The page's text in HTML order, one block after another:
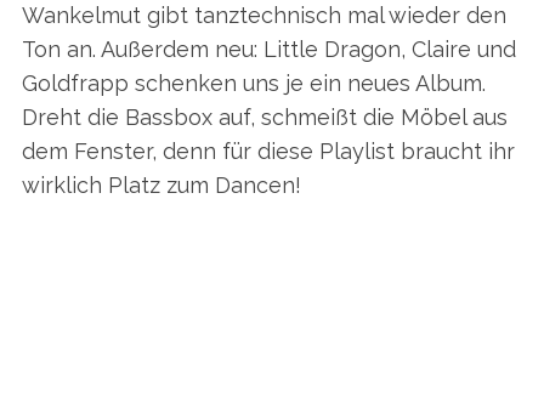
Wankelmut gibt tanztechnisch mal wieder den
Ton an. Außerdem neu: Little Dragon, Claire und
Goldfrapp schenken uns je ein neues Album.
Dreht die Bassbox auf, schmeißt die Möbel aus
dem Fenster, denn für diese Playlist braucht ihr
wirklich Platz zum Dancen!